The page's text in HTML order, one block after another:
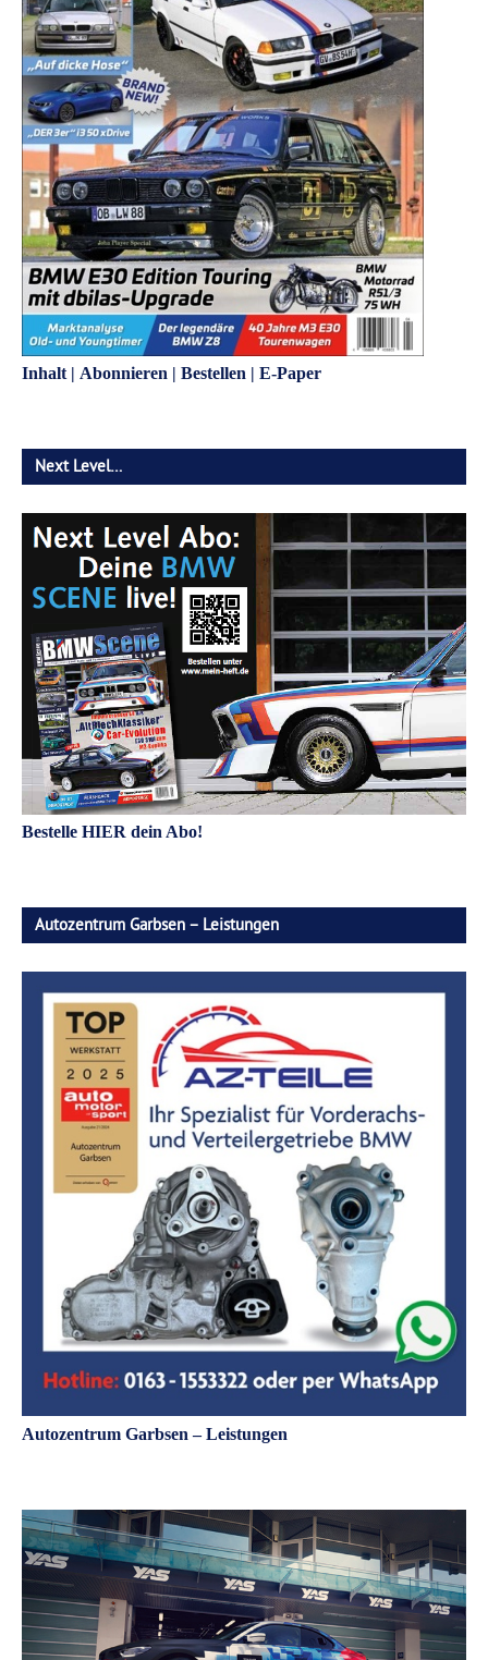
Inhalt | Abonnieren | Bestellen | E-Paper
Next Level…
Bestelle HIER dein Abo!
Autozentrum Garbsen – Leistungen
Autozentrum Garbsen – Leistungen